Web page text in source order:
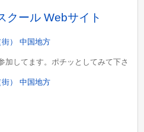
クール Webサイト
加してます。ポチッとしてみて下さ